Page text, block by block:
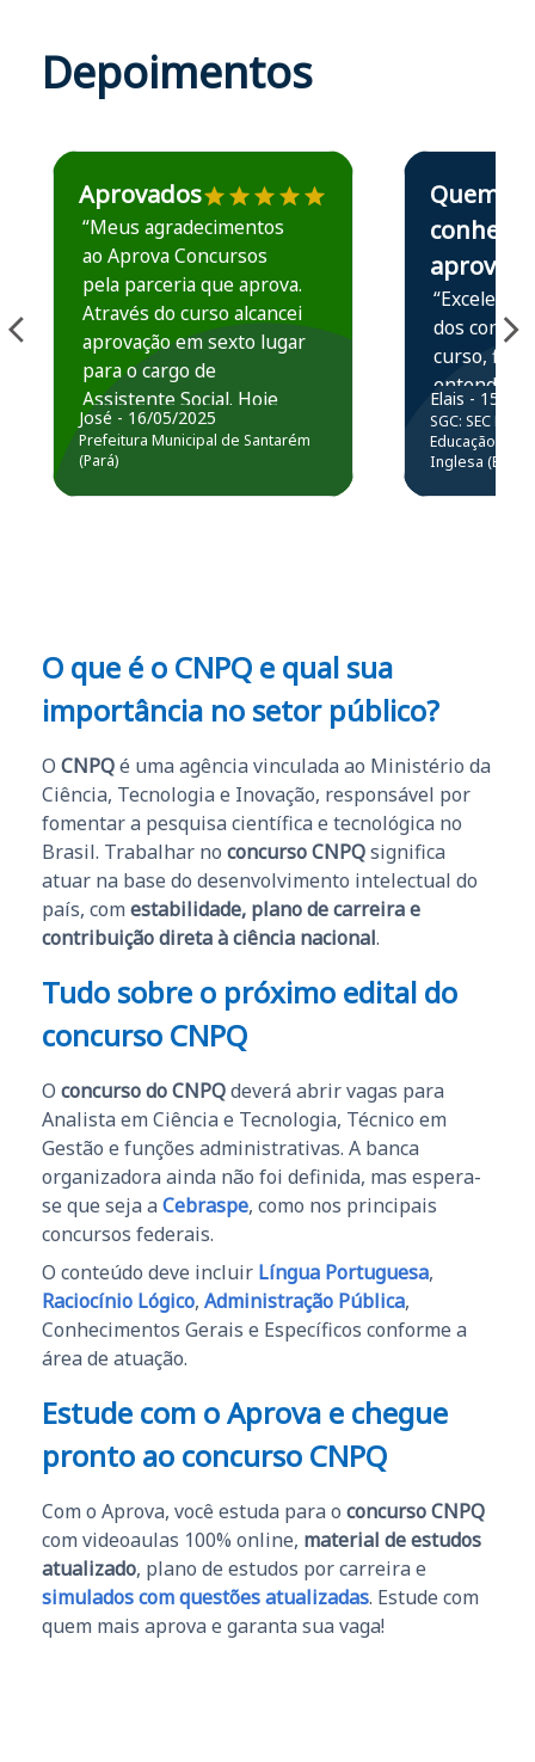
Depoimentos
Estudante José recomenda o Aprova Concursos em
Aprovados
“Meus agradecimentos
ao Aprova Concursos
pela parceria que aprova.
Através do curso alcancei
aprovação em sexto lugar
para o cargo de
Assistente Social. Hoje
estou atuando na
Prefeitura de Santarém.
José - 16/05/2025
Prefeitura Municipal de Santarém
(Pará)
Estudante Elais
Quem
conhece,
aprova
“Excelente
dos
curso,
entender e
prática
resolução
questões.”
Elais - 15/07/
SGC: SEC BA
Educação
Inglesa (Edital
O que é o CNPQ e qual sua
importância no setor público?
O CNPQé uma agência vinculada ao Ministério da
Ciência, Tecnologia e Inovação, responsável por
fomentar a pesquisa científica e tecnológica no
Brasil. Trabalhar no concurso CNPQsignifica
atuar na base do desenvolvimento intelectual do
país, com estabilidade, plano de carreira e
contribuição direta à ciência nacional.
Tudo sobre o próximo edital do
concurso CNPQ
O concurso do CNPQdeverá abrir vagas para
Analista em Ciência e Tecnologia, Técnico em
Gestão e funções administrativas. A banca
organizadora ainda não foi definida, mas espera-
se que seja a Cebraspe, como nos principais
concursos federais.
O conteúdo deve incluir Língua Portuguesa,
Raciocínio Lógico, Administração Pública,
Conhecimentos Gerais e Específicos conforme a
área de atuação.
Estude com o Aprova e chegue
pronto ao concurso CNPQ
Com o Aprova, você estuda para o concurso CNPQ
com videoaulas 100% online, material de estudos
atualizado, plano de estudos por carreira e
simulados com questões atualizadas. Estude com
quem mais aprova e garanta sua vaga!